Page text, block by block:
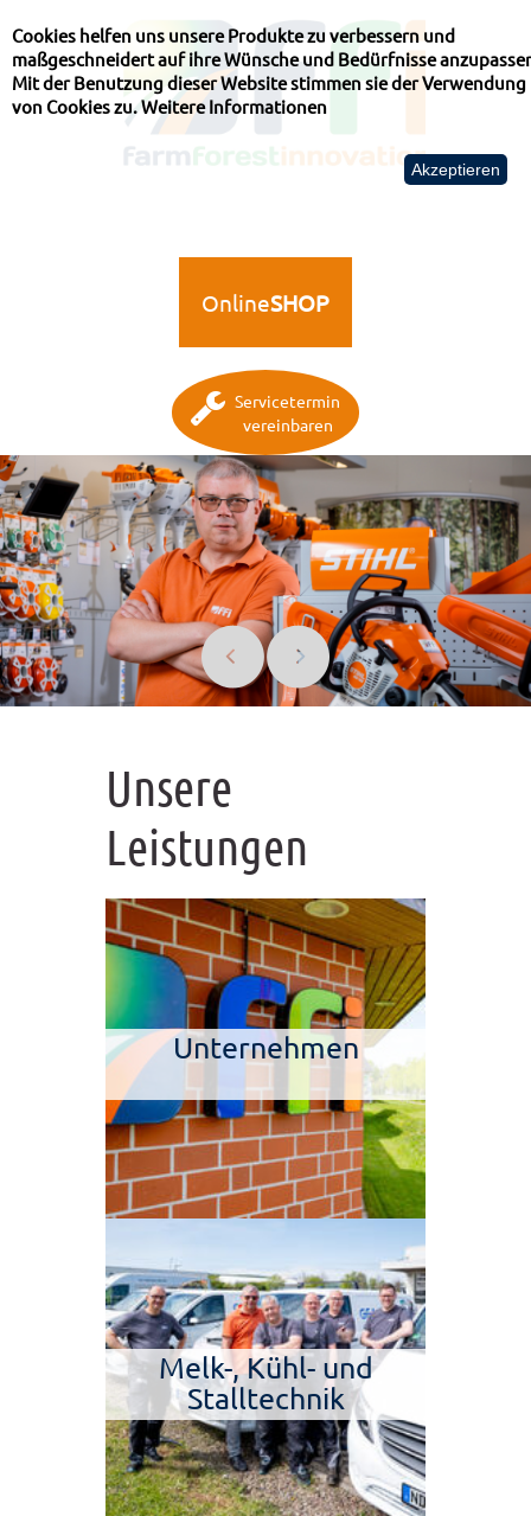
Cookies helfen uns unsere Produkte zu verbessern und
maßgeschneidert auf ihre Wünsche und Bedürfnisse
Mit der Benutzung dieser Website stimmen sie der Verwendung
von Cookies zu.Weitere Informationen
Akzeptieren
OnlineSHOP
Servicetermin
vereinbaren
Unsere
Leistungen
Unternehmen
Melk-, Kühl- und
Stalltechnik